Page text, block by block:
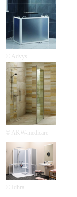
© Advys
© AKW-medicare
© Idhra